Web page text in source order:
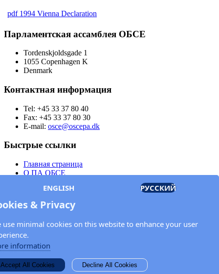
pdf 1994 Vienna Declaration
Парламентская ассамблея ОБСЕ
Tordenskjoldsgade 1
1055 Copenhagen K
Denmark
Контактная информация
Tel: +45 33 37 80 40
Fax: +45 33 37 80 30
E-mail: osce@oscepa.dk
Быстрые ссылки
Главная страница
О ПА ОБСЕ
Члены
Документы
OSCE.org
Контактная информация
Свяжитесь с Парламентской ассамблеей ОБСЕ
Введите Ваше имя и адрес электронной почты для получения
ENGLISH РУССКИЙ
& Privacy
use minimal cookies on this website to enhance your user
information
Accept All Cookies Decline All Cookies